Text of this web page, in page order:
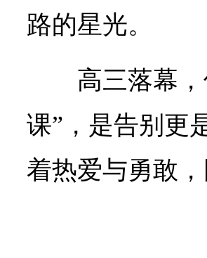
路的星光。
高三落幕
课”，是告别更
着热爱与勇敢